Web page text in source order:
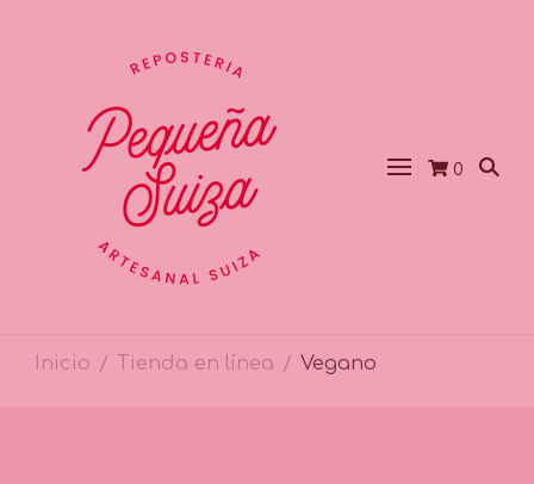
0
Inicio / Tienda en línea / Vegano